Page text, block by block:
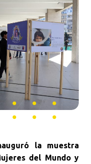
la muestra
del Mundo y